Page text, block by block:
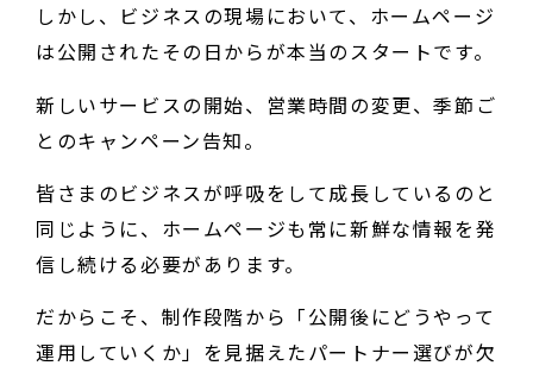
しかし、ビジネスの現場において、ホームページ
は公開されたその日からが本当のスタートです。
新しいサービスの開始、営業時間の変更、季節ご
とのキャンペーン告知。
皆さまのビジネスが呼吸をして成長しているのと
同じように、ホームページも常に新鮮な情報を発
信し続ける必要があります。
だからこそ、制作段階から「公開後にどうやって
運用していくか」を見据えたパートナー選びが欠